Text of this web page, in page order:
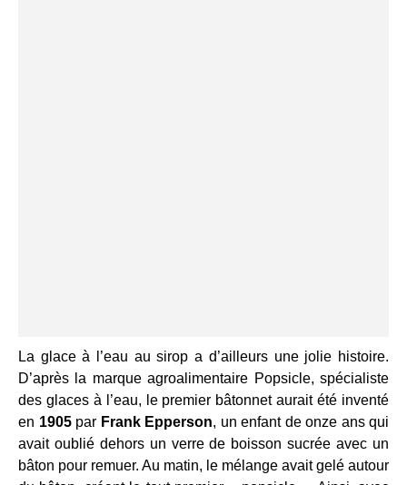
La glace à l’eau au sirop a d’ailleurs une jolie histoire.
D’après la marque agroalimentaire Popsicle, spécialiste
des glaces à l’eau, le premier bâtonnet aurait été inventé
en 1905par Frank Epperson, un enfant de onze ans qui
avait oublié dehors un verre de boisson sucrée avec un
bâton pour remuer. Au matin, le mélange avait gelé autour